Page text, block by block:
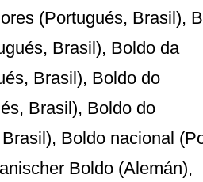
(Portugués, Brasil),
Brasil), Boldo da
Brasil), Boldo do
Brasil), Boldo do
Boldo nacional
Boldo (Alemán),